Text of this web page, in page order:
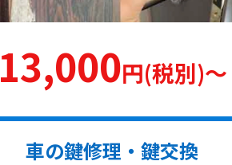
13,000円(税別)〜
車の鍵修理・鍵交換